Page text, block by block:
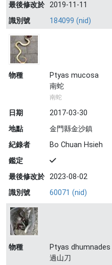
最後修改於 2019-11-11
識別號
184099 (nid)
物種
Ptyas mucosa
南蛇
南蛇
日期
2017-03-30
地點
金門縣金沙鎮
紀錄者
Bo Chuan Hsieh
鑑定
最後修改於 2023-08-02
識別號
60071 (nid)
物種
Ptyas dhumnades
過山刀